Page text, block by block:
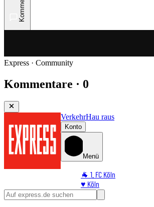
Express · Community
Kommentare · 0
VerkehrHau raus
Konto
Menü
🐐 1. FC Köln
♥️ Köln
⭐ Promi